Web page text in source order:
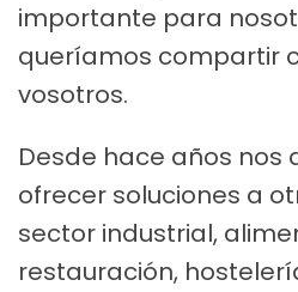
importante para
queríamos compartir
vosotros.
Desde hace años nos
ofrecer soluciones a
sector industrial,
restauración,